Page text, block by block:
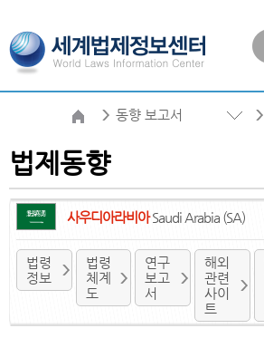
동향 보고서
법제동향
사우디아라비아Saudi Arabia (SA)
법령
정보
법령
체계
도
연구
보고
서
해외
관련
사이
트